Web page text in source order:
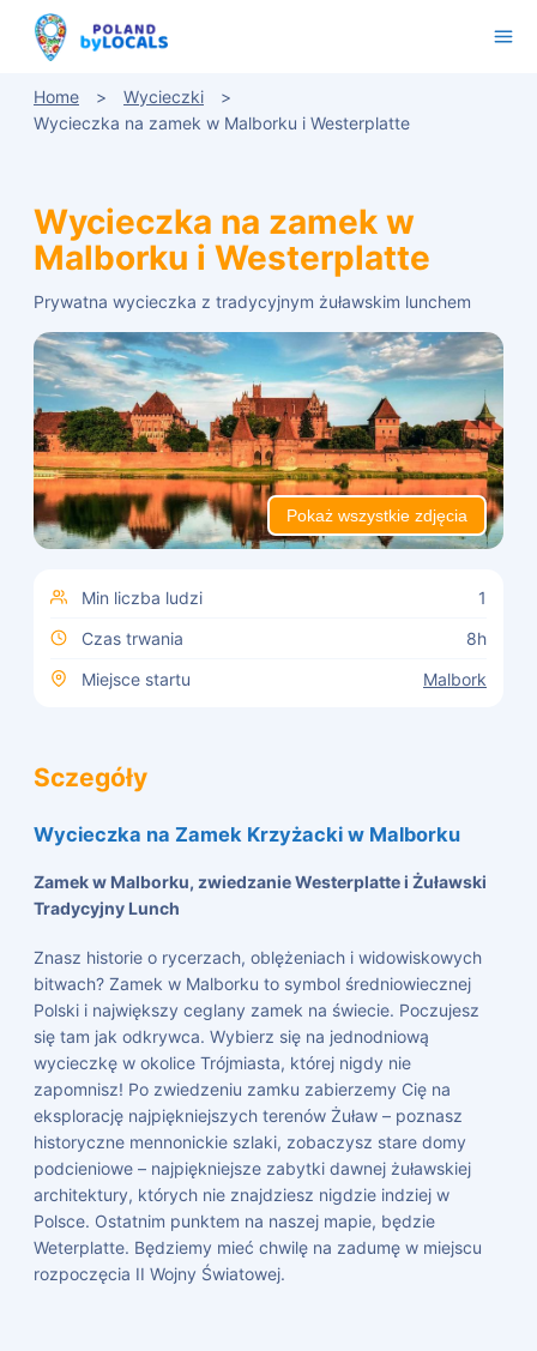
Home
Wycieczki
Wycieczka na zamek w Malborku i Westerplatte
Wycieczka na zamek w
Malborku i Westerplatte
Prywatna wycieczka z tradycyjnym żuławskim lunchem
Pokaż wszystkie zdjęcia
Min liczba ludzi
1
Czas trwania
8h
Miejsce startu
Malbork
Sczegóły
Wycieczka na Zamek Krzyżacki w Malborku
Zamek w Malborku, zwiedzanie Westerplatte i Żuławski
Tradycyjny Lunch
Znasz historie o rycerzach, oblężeniach i widowiskowych
bitwach? Zamek w Malborku to symbol średniowiecznej
Polski i największy ceglany zamek na świecie. Poczujesz
się tam jak odkrywca. Wybierz się na jednodniową
wycieczkę w okolice Trójmiasta, której nigdy nie
zapomnisz! Po zwiedzeniu zamku zabierzemy Cię na
eksplorację najpiękniejszych terenów Żuław – poznasz
historyczne mennonickie szlaki, zobaczysz stare domy
podcieniowe – najpiękniejsze zabytki dawnej żuławskiej
architektury, których nie znajdziesz nigdzie indziej w
Polsce. Ostatnim punktem na naszej mapie, będzie
Weterplatte. Będziemy mieć chwilę na zadumę w miejscu
rozpoczęcia II Wojny Światowej.